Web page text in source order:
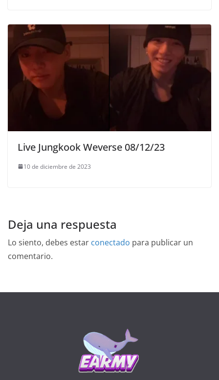
Live Jungkook Weverse 08/12/23
10 de diciembre de 2023
Deja una respuesta
Lo siento, debes estar conectado para publicar un
comentario.